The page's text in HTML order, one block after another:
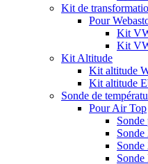
Kit de
Pour
Kit
Kit
Kit Altitude
Kit altitude
Kit altitude
Sonde de
Pour Air Top
Sonde